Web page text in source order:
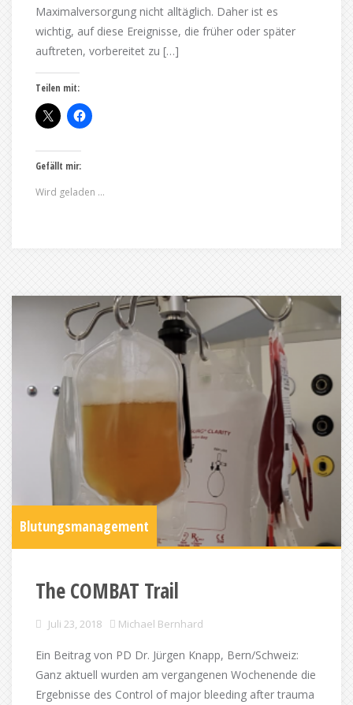
Maximalversorgung nicht alltäglich. Daher ist es
wichtig, auf diese Ereignisse, die früher oder später
auftreten, vorbereitet zu […]
Teilen mit:
Gefällt mir:
Wird geladen …
Blutungsmanagement
The COMBAT Trail
Juli 23, 2018 Michael Bernhard
Ein Beitrag von PD Dr. Jürgen Knapp, Bern/Schweiz:
Ganz aktuell wurden am vergangenen Wochenende die
Ergebnisse des Control of major bleeding after trauma